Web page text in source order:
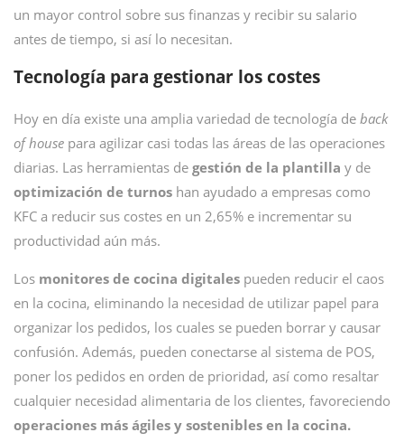
un mayor control sobre sus finanzas y recibir su salario
antes de tiempo, si así lo necesitan.
Tecnología para gestionar los costes
Hoy en día existe una amplia variedad de tecnología de back
of house para agilizar casi todas las áreas de las operaciones
diarias. Las herramientas de gestión de la plantilla y de
optimización de turnos han ayudado a empresas como
KFC a reducir sus costes en un 2,65% e incrementar su
productividad aún más.
Los monitores de cocina digitales pueden reducir el caos
en la cocina, eliminando la necesidad de utilizar papel para
organizar los pedidos, los cuales se pueden borrar y causar
confusión. Además, pueden conectarse al sistema de POS,
poner los pedidos en orden de prioridad, así como resaltar
cualquier necesidad alimentaria de los clientes, favoreciendo
operaciones más ágiles y sostenibles en la cocina.